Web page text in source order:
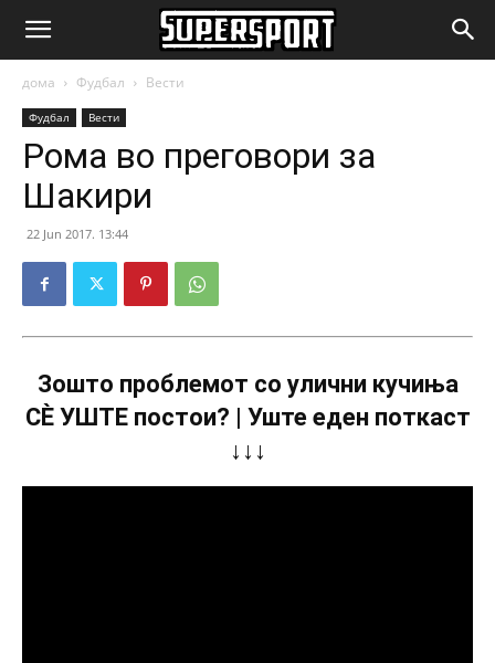
SuperSport.mk
дома Фудбал Вести
Фудбал Вести
Рома во преговори за
Шакири
22 Jun 2017. 13:44
Зошто проблемот со улични кучиња
СÈ УШТЕ постои? | Уште еден поткаст
↓↓↓